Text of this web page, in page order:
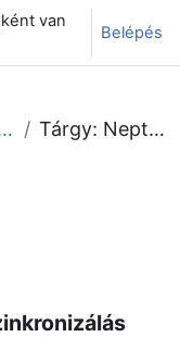
van
Belépés
+ Teams szinkronizálás Tárgy: Neptun + Moodle + Teams szinkronizálás